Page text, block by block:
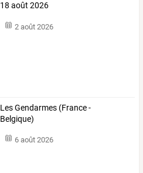
18 août 2026
2 août 2026
Les Gendarmes (France -
Belgique)
6 août 2026